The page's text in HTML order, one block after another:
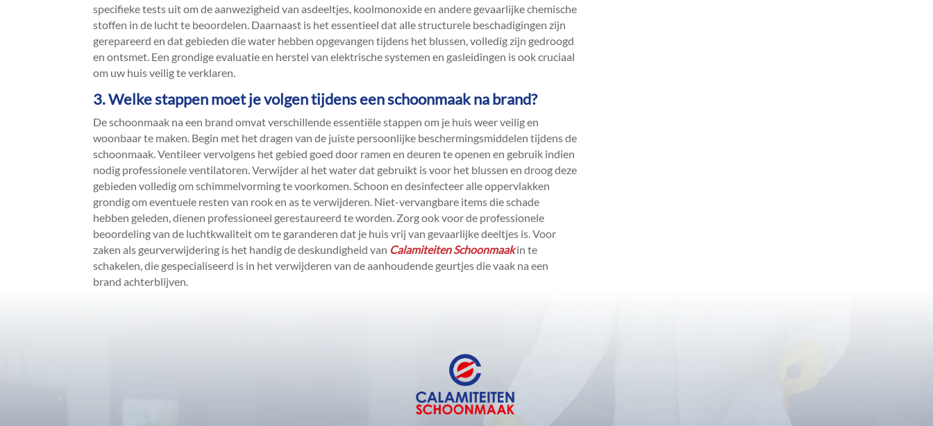
specifieke tests uit om de aanwezigheid van asdeeltjes, koolmonoxide en andere gevaarlijke chemische
stoffen in de lucht te beoordelen.​ Daarnaast is het essentieel dat alle structurele beschadigingen zijn
gerepareerd en dat gebieden die water hebben opgevangen tijdens het blussen, volledig zijn gedroogd
en ontsmet.​ Een grondige evaluatie en herstel van elektrische systemen en gasleidingen is ook cruciaal
om uw huis veilig te verklaren.​
3.​ Welke stappen moet je volgen tijdens een schoonmaak na brand?
De schoonmaak na een brand omvat verschillende essentiële stappen om je huis weer veilig en
woonbaar te maken.​ Begin met het dragen van de juiste persoonlijke beschermingsmiddelen tijdens de
schoonmaak.​ Ventileer vervolgens het gebied goed door ramen en deuren te openen en gebruik indien
nodig professionele ventilatoren.​ Verwijder al het water dat gebruikt is voor het blussen en droog deze
gebieden volledig om schimmelvorming te voorkomen.​ Schoon en desinfecteer alle oppervlakken
grondig om eventuele resten van rook en as te verwijderen.​ Niet-vervangbare items die schade
hebben geleden, dienen professioneel gerestaureerd te worden.​ Zorg ook voor de professionele
beoordeling van de luchtkwaliteit om te garanderen dat je huis vrij van gevaarlijke deeltjes is.​ Voor
zaken als geurverwijdering is het handig de deskundigheid van Calamiteiten Schoonmaakin te
schakelen, die gespecialiseerd is in het verwijderen van de aanhoudende geurtjes die vaak na een
brand achterblijven.​